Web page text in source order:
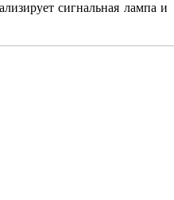
сигнальная лампа и